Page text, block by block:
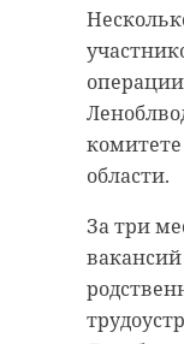
области.
За три
вакансий
Житель
Ранее
В среду,
по
сутки. В
В
ДТП. В